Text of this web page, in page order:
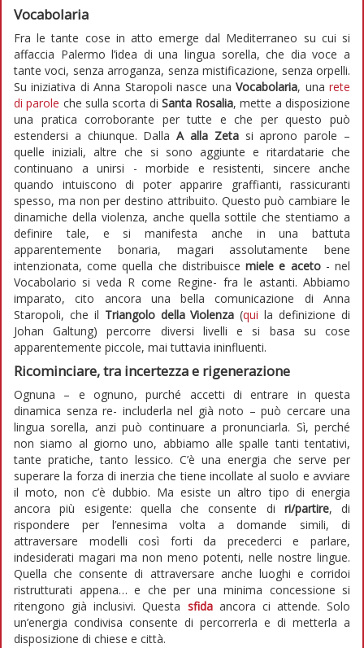
Vocabolaria
Fra le tante cose in atto emerge dal Mediterraneo su cui si
affaccia Palermo l’idea di una lingua sorella, che dia voce a
tante voci, senza arroganza, senza mistificazione, senza orpelli.
Su iniziativa di Anna Staropoli nasce unaVocabolaria, unarete
di parole che sulla scorta di Santa Rosalia, mette a disposizione
una pratica corroborante per tutte e che per questo può
estendersi a chiunque. DallaA alla Zetasi aprono parole –
quelle iniziali, altre che si sono aggiunte e ritardatarie che
continuano a unirsi - morbide e resistenti, sincere anche
quando intuiscono di poter apparire graffianti, rassicuranti
spesso, ma non per destino attribuito. Questo può cambiare le
dinamiche della violenza, anche quella sottile che stentiamo a
definire tale, e si manifesta anche in una battuta
apparentemente bonaria, magari assolutamente bene
intenzionata, come quella che distribuiscemiele e aceto- nel
Vocabolario si veda R come Regine- fra le astanti. Abbiamo
imparato, cito ancora una bella comunicazione di Anna
Staropoli, che il Triangolo della Violenza (qui la definizione di
Johan Galtung) percorre diversi livelli e si basa su cose
apparentemente piccole, mai tuttavia ininfluenti.
Ricominciare, tra incertezza e rigenerazione
Ognuna – e ognuno, purché accetti di entrare in questa
dinamica senza re- includerla nel già noto – può cercare una
lingua sorella, anzi può continuare a pronunciarla. Sì, perché
non siamo al giorno uno, abbiamo alle spalle tanti tentativi,
tante pratiche, tanto lessico. C’è una energia che serve per
superare la forza di inerzia che tiene incollate al suolo e avviare
il moto, non c’è dubbio. Ma esiste un altro tipo di energia
ancora più esigente: quella che consente di ri/partire, di
rispondere per l’ennesima volta a domande simili, di
attraversare modelli così forti da precederci e parlare,
indesiderati magari ma non meno potenti, nelle nostre lingue.
Quella che consente di attraversare anche luoghi e corridoi
ristrutturati appena… e che per una minima concessione si
ritengono già inclusivi. Questa sfida ancora ci attende. Solo
un’energia condivisa consente di percorrerla e di metterla a
disposizione di chiese e città.